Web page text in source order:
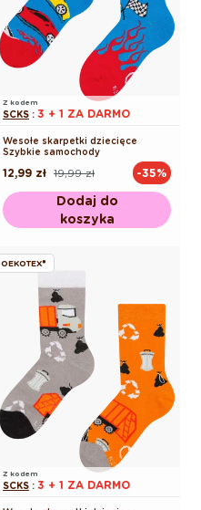
Z kodem
SCKS : 3 + 1 ZA DARMO
Wesołe skarpetki dziecięce
Szybkie samochody
Cena
19,99 zł
Cena
12,99 zł -35%
Dodaj do
koszyka
OEKOTEX®
Z kodem
SCKS : 3 + 1 ZA DARMO